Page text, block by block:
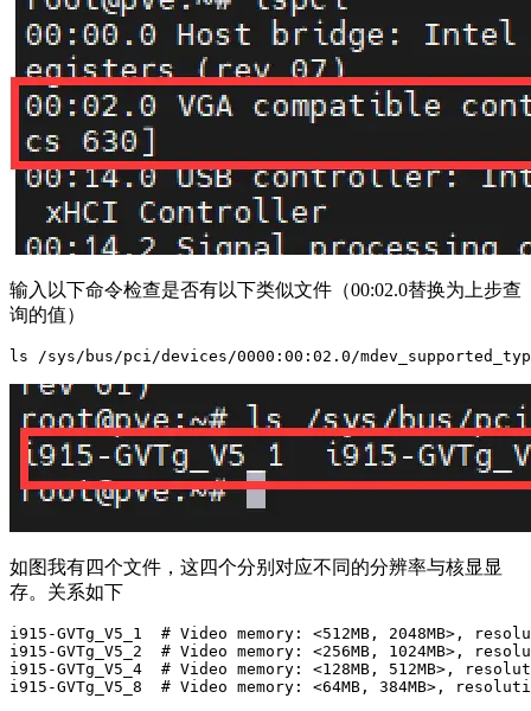
输入以下命令检查是否有以下类似文件（00:02.0替换为上步查
询的值）
ls /sys/bus/pci/devices/0000:00:02.0/
如图我有四个文件，这四个分别对应不同的分辨率与核显显
存。关系如下
i915-GVTg_V5_1  # Video memory: <512MB, 2048MB>,
i915-GVTg_V5_2  # Video memory: <256MB, 1024MB>,
i915-GVTg_V5_4  # Video memory: <128MB, 512MB>,
i915-GVTg_V5_8  # Video memory: <64MB, 384MB>,